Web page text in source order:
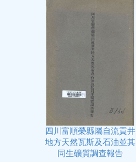
四川富順榮縣屬自流貢井
地方天然瓦斯及石油並其
同生礦質調查報告